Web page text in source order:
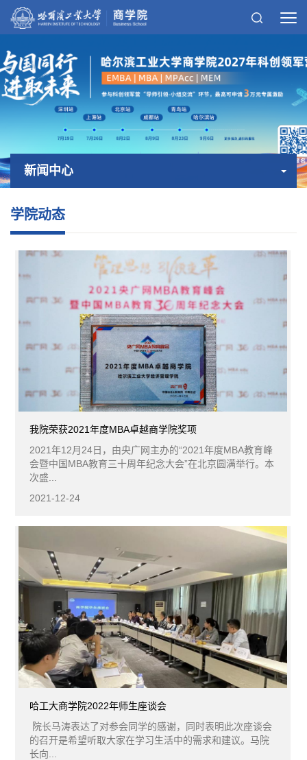
新闻中心
学院动态
我院荣获2021年度MBA卓越商学院奖项
2021年12月24日，由央广网主办的“2021年度MBA教育峰
会暨中国MBA教育三十周年纪念大会”在北京圆满举行。本
次盛...
2021-12-24
哈工大商学院2022年师生座谈会
院长马涛表达了对参会同学的感谢，同时表明此次座谈会
的召开是希望听取大家在学习生活中的需求和建议。马院
长向...